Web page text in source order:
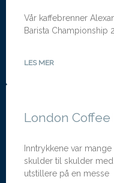
Vår kaffebrenner
Barista Championship
LES MER
London Coffee
Inntrykkene var
skulder til skulder
utstillere på en messe